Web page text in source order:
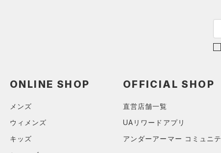
ボトムス
シューズ
ONLINE SHOP
メンズ
ウィメンズ
キッズ
OFFICIAL SHOP
直営店舗一覧
UAリワードアプリ
アンダーアーマー コミュニ